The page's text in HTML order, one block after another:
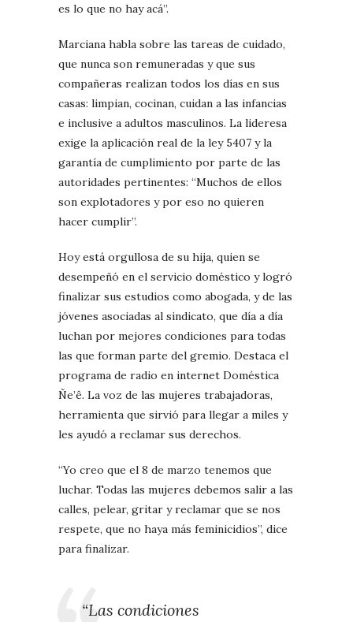
es lo que no hay acá”.
Marciana habla sobre las tareas de cuidado,
que nunca son remuneradas y que sus
compañeras realizan todos los días en sus
casas: limpian, cocinan, cuidan a las infancias
e inclusive a adultos masculinos. La lideresa
exige la aplicación real de la ley 5407 y la
garantía de cumplimiento por parte de las
autoridades pertinentes: “Muchos de ellos
son explotadores y por eso no quieren
hacer cumplir”.
Hoy está orgullosa de su hija, quien se
desempeñó en el servicio doméstico y logró
finalizar sus estudios como abogada, y de las
jóvenes asociadas al sindicato, que día a día
luchan por mejores condiciones para todas
las que forman parte del gremio. Destaca el
programa de radio en internet Doméstica
Ñe’ê. La voz de las mujeres trabajadoras,
herramienta que sirvió para llegar a miles y
les ayudó a reclamar sus derechos.
“Yo creo que el 8 de marzo tenemos que
luchar. Todas las mujeres debemos salir a las
calles, pelear, gritar y reclamar que se nos
respete, que no haya más feminicidios”, dice
para finalizar.
“Las condiciones